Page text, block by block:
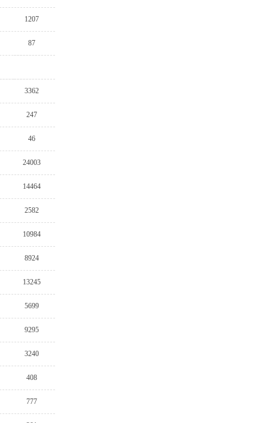
1207
87
3362
247
46
24003
14464
2582
10984
8924
13245
5699
9295
3240
408
777